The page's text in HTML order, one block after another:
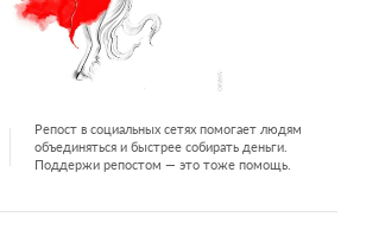
LinkedInРепост в социальных сетях помогает людям
объединяться и быстрее собирать деньги.
Поддержи репостом — это тоже помощь.